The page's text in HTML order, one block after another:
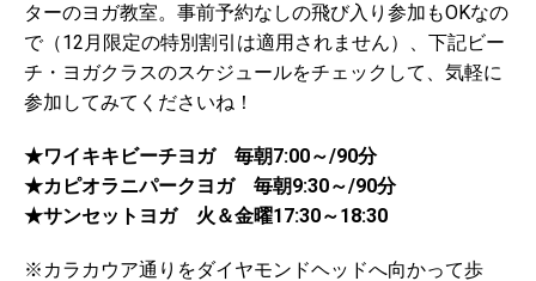
ターのヨガ教室。事前予約なしの飛び入り参加もOKなの
で（12月限定の特別割引は適用されません）、下記ビー
チ・ヨガクラスのスケジュールをチェックして、気軽に
参加してみてくださいね！
★ワイキキビーチヨガ 毎朝7:00～/90分
★カピオラニパークヨガ 毎朝9:30～/90分
★サンセットヨガ 火＆金曜17:30～18:30
※カラカウア通りをダイヤモンドヘッドへ向かって歩